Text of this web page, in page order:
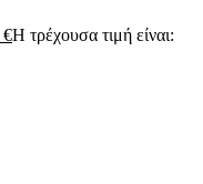
€Η τρέχουσα τιμή είναι: